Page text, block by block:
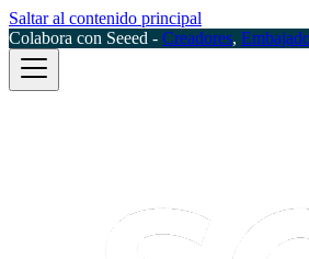
Saltar al contenido principal
Colabora con Seeed - Creadores,